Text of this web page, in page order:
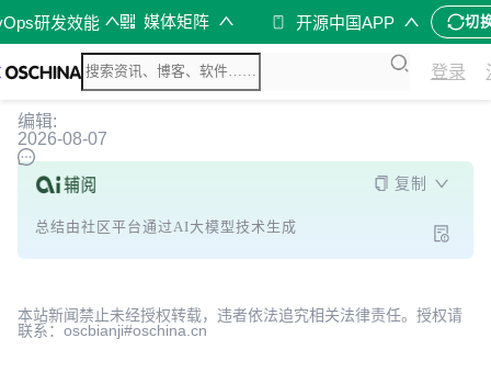
研发效能 媒体矩阵 开源中国APP 切
登录
编辑:
2026-08-07
复制
总结由社区平台通过AI大模型技术生成
本站新闻禁止未经授权转载，违者依法追究相关法律责任。授权请
联系：oscbianji#oschina.cn